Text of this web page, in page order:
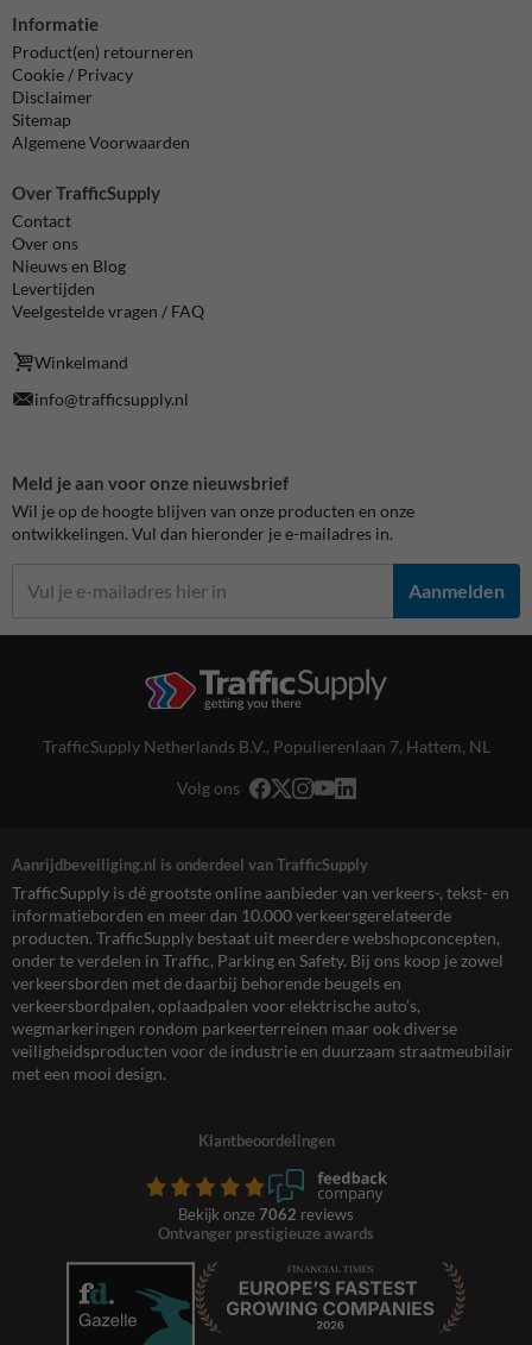
Informatie
Product(en) retourneren
Cookie / Privacy
Disclaimer
Sitemap
Algemene Voorwaarden
Over TrafficSupply
Contact
Over ons
Nieuws en Blog
Levertijden
Veelgestelde vragen / FAQ
Winkelmand
info@trafficsupply.nl
Meld je aan voor onze nieuwsbrief
Wil je op de hoogte blijven van onze producten en onze
ontwikkelingen. Vul dan hieronder je e-mailadres in.
Aanmelden
TrafficSupply Netherlands B.V., Populierenlaan 7, Hattem, NL
Volg ons
Aanrijdbeveiliging.nl is onderdeel van TrafficSupply
TrafficSupply is dé grootste online aanbieder van verkeers-, tekst- en
informatieborden en meer dan 10.000 verkeersgerelateerde
producten. TrafficSupply bestaat uit meerdere webshopconcepten,
onder te verdelen in Traffic, Parking en Safety. Bij ons koop je zowel
verkeersborden met de daarbij behorende beugels en
verkeersbordpalen, oplaadpalen voor elektrische auto’s,
wegmarkeringen rondom parkeerterreinen maar ook diverse
veiligheidsproducten voor de industrie en duurzaam straatmeubilair
met een mooi design.
Klantbeoordelingen
Bekijk onze 7062 reviews
Ontvanger prestigieuze awards